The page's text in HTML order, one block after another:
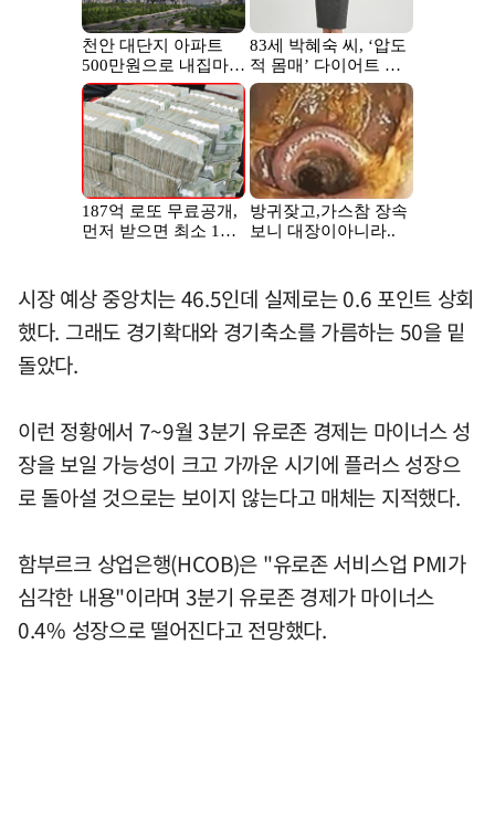
시장 예상 중앙치는 46.5인데 실제로는 0.6 포인트 상회
했다. 그래도 경기확대와 경기축소를 가름하는 50을 밑
돌았다.
이런 정황에서 7~9월 3분기 유로존 경제는 마이너스 성
장을 보일 가능성이 크고 가까운 시기에 플러스 성장으
로 돌아설 것으로는 보이지 않는다고 매체는 지적했다.
함부르크 상업은행(HCOB)은 "유로존 서비스업 PMI가
심각한 내용"이라며 3분기 유로존 경제가 마이너스
0.4% 성장으로 떨어진다고 전망했다.